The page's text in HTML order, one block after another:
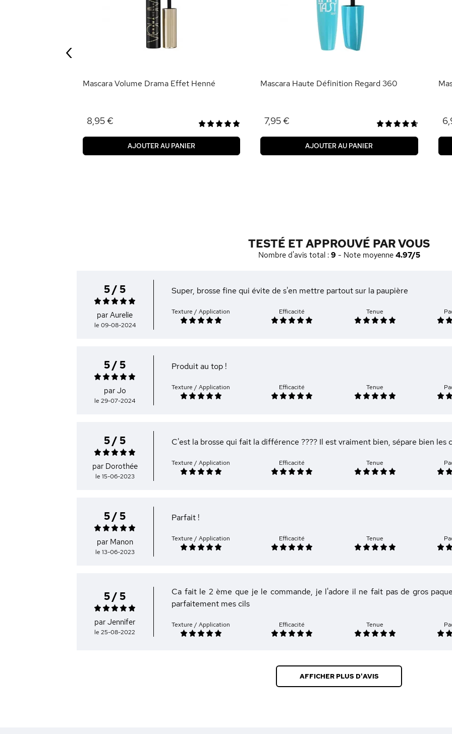
Mascara Volume Drama Effet Henné
8,95 €
AJOUTER AU PANIER
Mascara Haute Définition Regard 360
7,95 €
AJOUTER AU PANIER
‹
TESTÉ ET APPROUVÉ PAR VOUS
Nombre d'avis total : 9 - Note moyenne 4.97/5
5 / 5
par Aurelie
le 09-08-2024
Super, brosse fine qui évite de s'en mettre partout sur la paupière
Texture / Application Efficacité Tenue
5 / 5
par Jo
le 29-07-2024
Produit au top !
Texture / Application Efficacité Tenue
5 / 5
par Dorothée
le 15-06-2023
C'est la brosse qui fait la différence ???? Il est vraiment bien, sépare bien les
Texture / Application Efficacité Tenue
5 / 5
par Manon
le 13-06-2023
Parfait !
Texture / Application Efficacité Tenue
5 / 5
par Jennifer
le 25-08-2022
Ca fait le 2 ème que je le commande, je l'adore il ne fait pas de gros
parfaitement mes cils
Texture / Application Efficacité Tenue
AFFICHER PLUS D'AVIS